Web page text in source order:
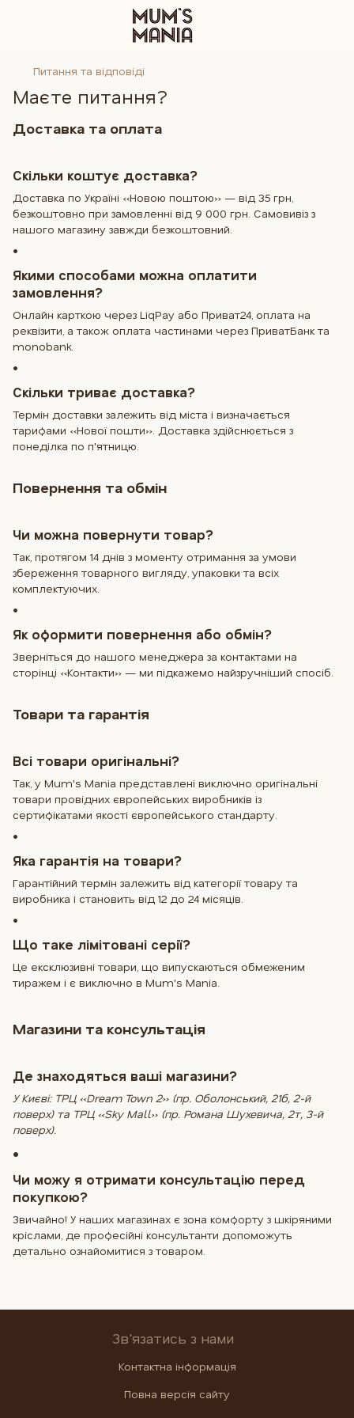
Питання та відповіді
Маєте питання?
Доставка та оплата
Скільки коштує доставка?
Доставка по Україні «Новою поштою» — від 35 грн,
безкоштовно при замовленні від 9 000 грн. Самовивіз з
нашого магазину завжди безкоштовний.
•
Якими способами можна оплатити
замовлення?
Онлайн карткою через LiqPay або Приват24, оплата на
реквізити, а також оплата частинами через ПриватБанк та
monobank.
•
Скільки триває доставка?
Термін доставки залежить від міста і визначається
тарифами «Нової пошти». Доставка здійснюється з
понеділка по п'ятницю.
Повернення та обмін
Чи можна повернути товар?
Так, протягом 14 днів з моменту отримання за умови
збереження товарного вигляду, упаковки та всіх
комплектуючих.
•
Як оформити повернення або обмін?
Зверніться до нашого менеджера за контактами на
сторінці «Контакти» — ми підкажемо найзручніший спосіб.
Товари та гарантія
Всі товари оригінальні?
Так, у Mum's Mania представлені виключно оригінальні
товари провідних європейських виробників із
сертифікатами якості європейського стандарту.
•
Яка гарантія на товари?
Гарантійний термін залежить від категорії товару та
виробника і становить від 12 до 24 місяців.
•
Що таке лімітовані серії?
Це ексклюзивні товари, що випускаються обмеженим
тиражем і є виключно в Mum's Mania.
Магазини та консультація
Де знаходяться ваші магазини?
У Києві: ТРЦ «Dream Town 2» (пр. Оболонський, 21б, 2-й
поверх) та ТРЦ «Sky Mall» (пр. Романа Шухевича, 2т, 3-й
поверх).
•
Чи можу я отримати консультацію перед
покупкою?
Звичайно! У наших магазинах є зона комфорту з шкіряними
кріслами, де професійні консультанти допоможуть
детально ознайомитися з товаром.
Зв'язатись з нами
Контактна інформація
Повна версія сайту